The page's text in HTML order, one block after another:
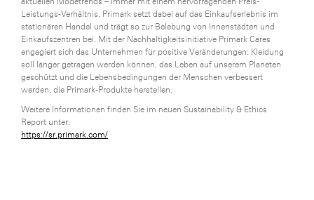
Leistungs-Verhältnis. Primark setzt dabei auf das Einkaufserlebnis im
stationären Handel und trägt so zur Belebung von Innenstädten und
Einkaufszentren bei. Mit der Nachhaltigkeitsinitiative Primark Cares
engagiert sich das Unternehmen für positive Veränderungen: Kleidung
soll länger getragen werden können, das Leben auf unserem Planeten
geschützt und die Lebensbedingungen der Menschen verbessert
werden, die Primark-Produkte herstellen.
Weitere Informationen finden Sie im neuen Sustainability & Ethics
Report unter:
https://sr.primark.com/